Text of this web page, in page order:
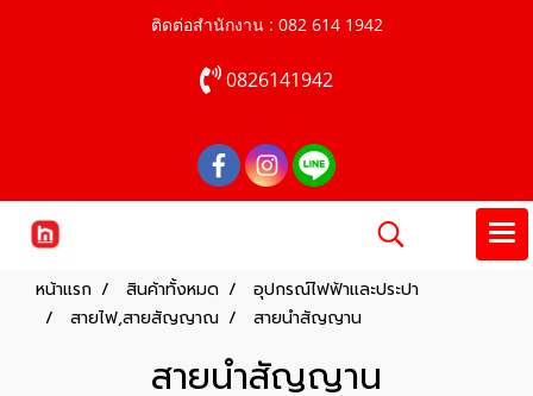
ติดต่อสำนักงาน : 082 614 1942
0826141942
หน้าแรก สินค้าทั้งหมด
อุปกรณ์ไฟฟ้าและประปา
สายไฟ,สายสัญญาณ
สายนำสัญญาน
สายนำสัญญาน